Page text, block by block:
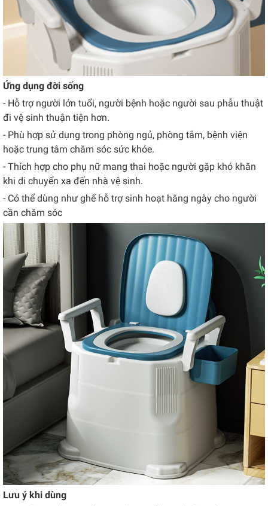
Ứng dụng đời sống
- Hỗ trợ người lớn tuổi, người bệnh hoặc người sau phẫu thuật
đi vệ sinh thuận tiện hơn.
- Phù hợp sử dụng trong phòng ngủ, phòng tắm, bệnh viện
hoặc trung tâm chăm sóc sức khỏe.
- Thích hợp cho phụ nữ mang thai hoặc người gặp khó khăn
khi di chuyển xa đến nhà vệ sinh.
- Có thể dùng như ghế hỗ trợ sinh hoạt hằng ngày cho người
cần chăm sóc
Lưu ý khi dùng